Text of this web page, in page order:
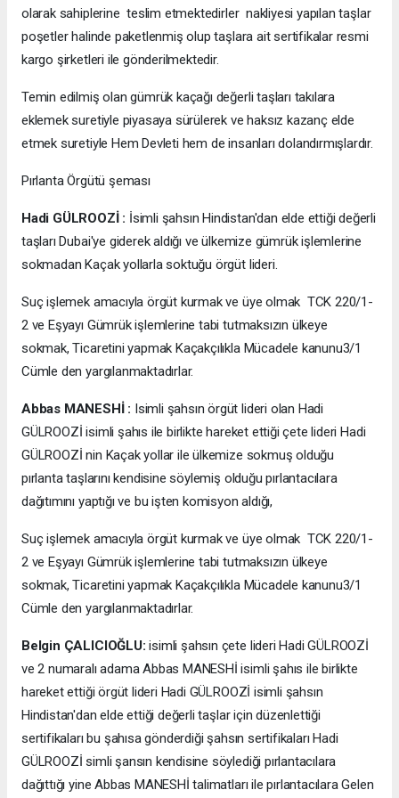
olarak sahiplerine teslim etmektedirler nakliyesi yapılan taşlar
poşetler halinde paketlenmiş olup taşlara ait sertifikalar resmi
kargo şirketleri ile gönderilmektedir.
Temin edilmiş olan gümrük kaçağı değerli taşları takılara
eklemek suretiyle piyasaya sürülerek ve haksız kazanç elde
etmek suretiyle Hem Devleti hem de insanları dolandırmışlardır.
Pırlanta Örgütü şeması
Hadi GÜLROOZİ : İsimli şahsın Hindistan'dan elde ettiği değerli
taşları Dubai'ye giderek aldığı ve ülkemize gümrük işlemlerine
sokmadan Kaçak yollarla soktuğu örgüt lideri.
Suç işlemek amacıyla örgüt kurmak ve üye olmak TCK 220/1-
2 ve Eşyayı Gümrük işlemlerine tabi tutmaksızın ülkeye
sokmak, Ticaretini yapmak Kaçakçılıkla Mücadele kanunu3/1
Cümle den yargılanmaktadırlar.
Abbas MANESHİ : Isimli şahsın örgüt lideri olan Hadi
GÜLROOZİ isimli şahıs ile birlikte hareket ettiği çete lideri Hadi
GÜLROOZİ nin Kaçak yollar ile ülkemize sokmuş olduğu
pırlanta taşlarını kendisine söylemiş olduğu pırlantacılara
dağıtımını yaptığı ve bu işten komisyon aldığı,
Suç işlemek amacıyla örgüt kurmak ve üye olmak TCK 220/1-
2 ve Eşyayı Gümrük işlemlerine tabi tutmaksızın ülkeye
sokmak, Ticaretini yapmak Kaçakçılıkla Mücadele kanunu3/1
Cümle den yargılanmaktadırlar.
Belgin ÇALICIOĞLU: isimli şahsın çete lideri Hadi GÜLROOZİ
ve 2 numaralı adama Abbas MANESHİ isimli şahıs ile birlikte
hareket ettiği örgüt lideri Hadi GÜLROOZİ isimli şahsın
Hindistan'dan elde ettiği değerli taşlar için düzenlettiği
sertifikaları bu şahısa gönderdiği şahsın sertifikaları Hadi
GÜLROOZİ simli şansın kendisine söylediği pırlantacılara
dağıttığı yine Abbas MANESHİ talimatları ile pırlantacılara Gelen